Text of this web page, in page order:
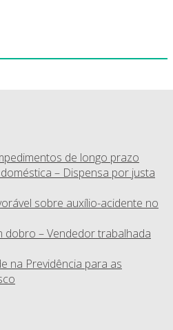
de longo prazo
– Dispensa por justa
sobre auxílio-acidente no
dobro – Vendedor trabalhada
na Previdência para as